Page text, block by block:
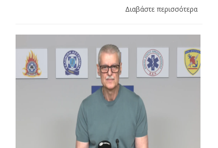
Διαβάστε περισσότερα